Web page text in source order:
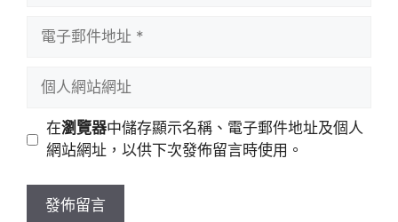
址
站
址
在瀏覽器中儲存顯示名稱、電子郵件地址及個人
網站網址，以供下次發佈留言時使用。